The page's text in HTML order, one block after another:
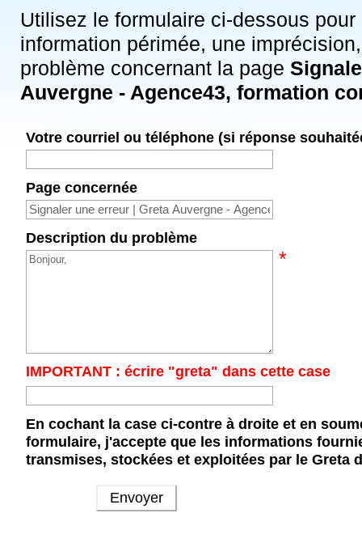
Utilisez le formulaire ci-dessous
information périmée, une
problème concernant la page
Auvergne - Agence43, formation
Votre courriel ou téléphone (si réponse
Page concernée
Description du problème
*
IMPORTANT : écrire "greta" dans cette case
En cochant la case ci-contre à droite et en
formulaire, j'accepte que les informations
transmises, stockées et exploitées par le Greta